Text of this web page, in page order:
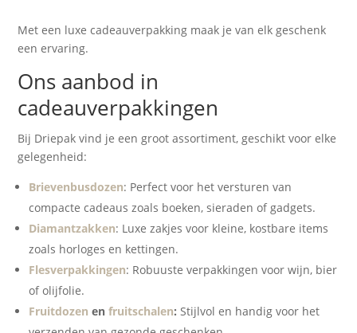
Met een luxe cadeauverpakking maak je van elk geschenk
een ervaring.
Ons aanbod in
cadeauverpakkingen
Bij Driepak vind je een groot assortiment, geschikt voor elke
gelegenheid:
Brievenbusdozen: Perfect voor het versturen van
compacte cadeaus zoals boeken, sieraden of gadgets.
Diamantzakken: Luxe zakjes voor kleine, kostbare items
zoals horloges en kettingen.
Flesverpakkingen: Robuuste verpakkingen voor wijn, bier
of olijfolie.
Fruitdozen enfruitschalen: Stijlvol en handig voor het